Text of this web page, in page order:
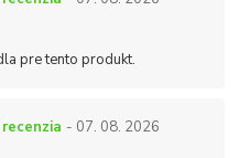
pre tento produkt.
- 07. 08. 2026